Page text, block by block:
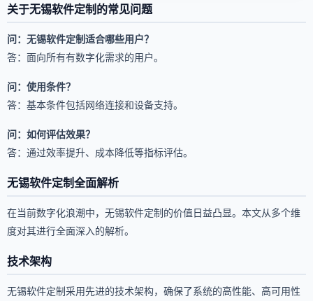
关于无锡软件定制的常见问题
问：无锡软件定制适合哪些用户？
答：面向所有有数字化需求的用户。
问：使用条件？
答：基本条件包括网络连接和设备支持。
问：如何评估效果？
答：通过效率提升、成本降低等指标评估。
无锡软件定制全面解析
在当前数字化浪潮中，无锡软件定制的价值日益凸显。本文从多个维
度对其进行全面深入的解析。
技术架构
无锡软件定制采用先进的技术架构，确保了系统的高性能、高可用性